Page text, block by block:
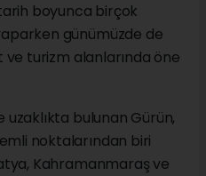
boyunca birçok
günümüzde de
ve turizm alanlarında öne
bulunan Gürün,
noktalarından biri
Kahramanmaraş ve